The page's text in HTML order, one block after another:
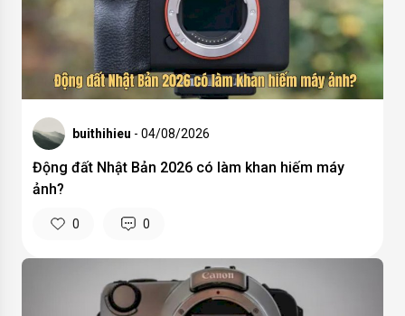
buithihieu - 04/08/2026
Động đất Nhật Bản 2026 có làm khan hiếm máy
ảnh?
0 0